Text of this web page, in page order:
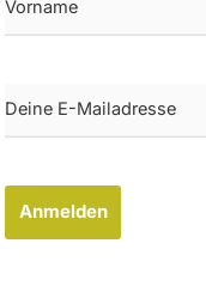
Anmelden